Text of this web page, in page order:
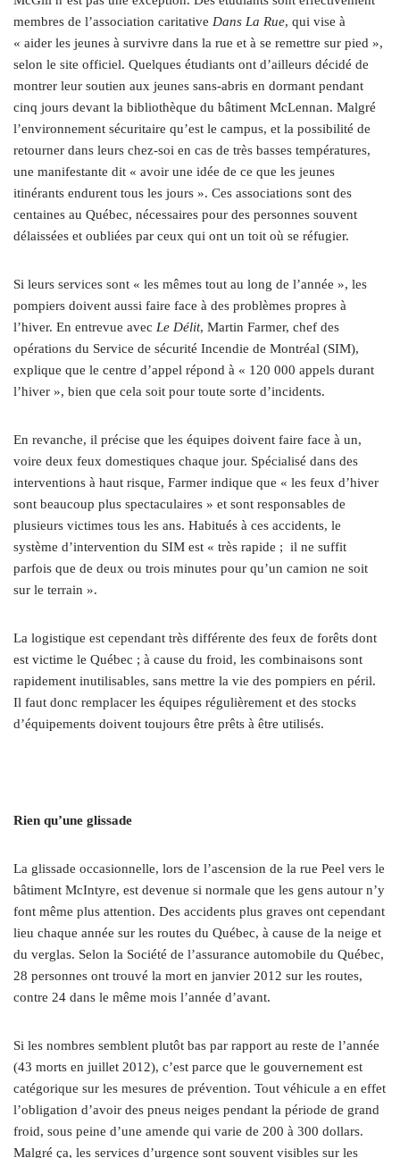
membres de l’association caritative Dans La Rue, qui vise à
« aider les jeunes à survivre dans la rue et à se remettre sur pied »,
selon le site officiel. Quelques étudiants ont d’ailleurs décidé de
montrer leur soutien aux jeunes sans-abris en dormant pendant
cinq jours devant la bibliothèque du bâtiment McLennan. Malgré
l’environnement sécuritaire qu’est le campus, et la possibilité de
retourner dans leurs chez-soi en cas de très basses températures,
une manifestante dit « avoir une idée de ce que les jeunes
itinérants endurent tous les jours ». Ces associations sont des
centaines au Québec, nécessaires pour des personnes souvent
délaissées et oubliées par ceux qui ont un toit où se réfugier.
Si leurs services sont « les mêmes tout au long de l’année », les
pompiers doivent aussi faire face à des problèmes propres à
l’hiver. En entrevue avec Le Délit, Martin Farmer, chef des
opérations du Service de sécurité Incendie de Montréal (SIM),
explique que le centre d’appel répond à « 120 000 appels durant
l’hiver », bien que cela soit pour toute sorte d’incidents.
En revanche, il précise que les équipes doivent faire face à un,
voire deux feux domestiques chaque jour. Spécialisé dans des
interventions à haut risque, Farmer indique que « les feux d’hiver
sont beaucoup plus spectaculaires » et sont responsables de
plusieurs victimes tous les ans. Habitués à ces accidents, le
système d’intervention du SIM est « très rapide ; il ne suffit
parfois que de deux ou trois minutes pour qu’un camion ne soit
sur le terrain ».
La logistique est cependant très différente des feux de forêts dont
est victime le Québec ; à cause du froid, les combinaisons sont
rapidement inutilisables, sans mettre la vie des pompiers en péril.
Il faut donc remplacer les équipes régulièrement et des stocks
d’équipements doivent toujours être prêts à être utilisés.
Rien qu’une glissade
La glissade occasionnelle, lors de l’ascension de la rue Peel vers le
bâtiment McIntyre, est devenue si normale que les gens autour n’y
font même plus attention. Des accidents plus graves ont cependant
lieu chaque année sur les routes du Québec, à cause de la neige et
du verglas. Selon la Société de l’assurance automobile du Québec,
28 personnes ont trouvé la mort en janvier 2012 sur les routes,
contre 24 dans le même mois l’année d’avant.
Si les nombres semblent plutôt bas par rapport au reste de l’année
(43 morts en juillet 2012), c’est parce que le gouvernement est
catégorique sur les mesures de prévention. Tout véhicule a en effet
l’obligation d’avoir des pneus neiges pendant la période de grand
froid, sous peine d’une amende qui varie de 200 à 300 dollars.
Malgré ça, les services d’urgence sont souvent visibles sur les